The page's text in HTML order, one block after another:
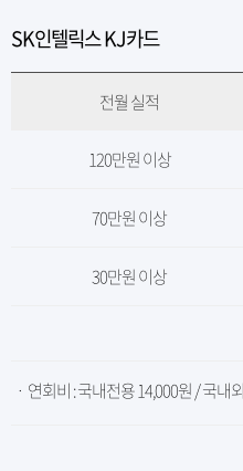
SK인텔릭스 KJ카드
전월 실적
120만원 이상
70만원 이상
30만원 이상
ㆍ 연회비 : 국내전용 14,000원 / 국내